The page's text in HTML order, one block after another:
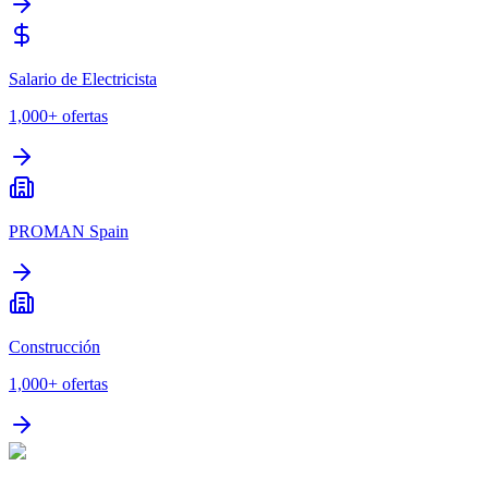
Salario de Electricista
1,000+ ofertas
PROMAN Spain
Construcción
1,000+ ofertas